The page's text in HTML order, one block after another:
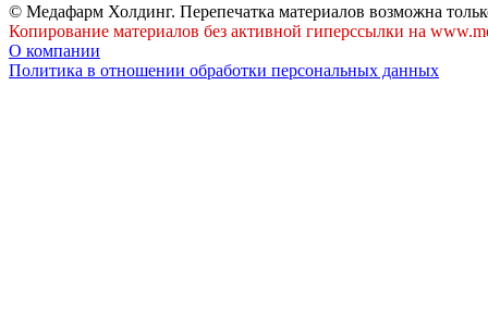
© Медафарм Холдинг. Перепечатка материалов возможна
Копирование материалов без активной гиперссылки на
О компании
Политика в отношении обработки персональных данных